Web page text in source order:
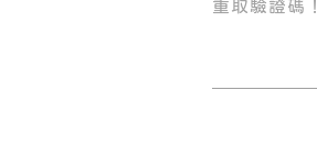
重取驗證碼！